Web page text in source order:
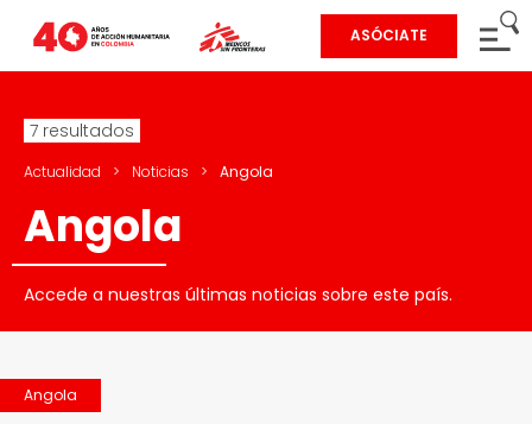
ASÓCIATE
7 resultados
Actualidad > Noticias > Angola
Angola
Accede a nuestras últimas noticias sobre este país.
Angola